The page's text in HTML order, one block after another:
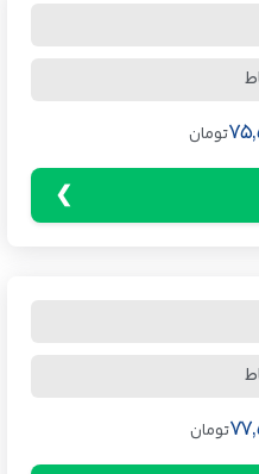
تومان
تومان